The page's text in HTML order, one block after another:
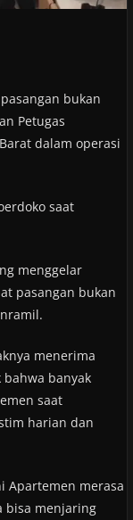
bukan
Petugas
dalam operasi
saat
menggelar
pasangan bukan
menerima
banyak
saat
harian dan
Apartemen merasa
bisa menjaring